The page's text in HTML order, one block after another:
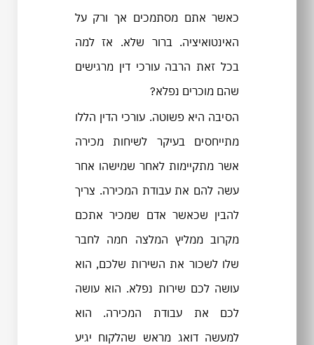
כאשר אתם מסתמכים אך ורק על
האינטואיציה. ברור שלא. אז למה
בכל זאת הרבה עורכי דין מרגישים
שהם מוכרים נפלא?
הסיבה היא פשוטה. עורכי הדין הללו
מתייחסים בעיקר לשיחות מכירה
אשר מתקיימות לאחר שמישהו אחר
עשה להם את עבודת המכירה. צריך
להבין שכאשר אדם שמכיר אתכם
מקרוב ממליץ המלצה חמה לחבר
שלו לשכור את השירות שלכם, הוא
עושה לכם שירות נפלא. הוא עושה
לכם את עבודת המכירה. הוא
למעשה דואג מראש שהלקוח יגיע